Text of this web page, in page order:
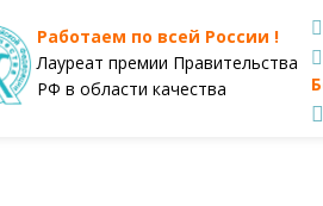
Работаем по всей России !
Лауреат премии Правительства
РФ в области качества